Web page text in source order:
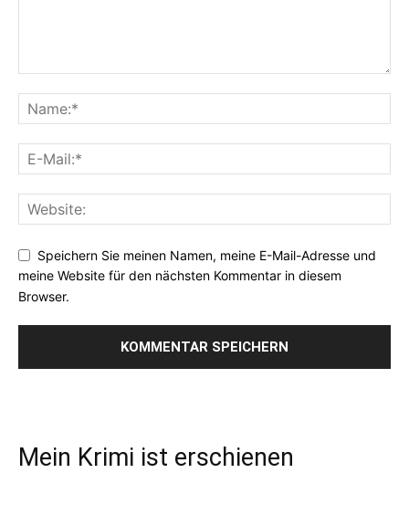
Speichern Sie meinen Namen, meine E-Mail-Adresse und
meine Website für den nächsten Kommentar in diesem
Browser.
Mein Krimi ist erschienen